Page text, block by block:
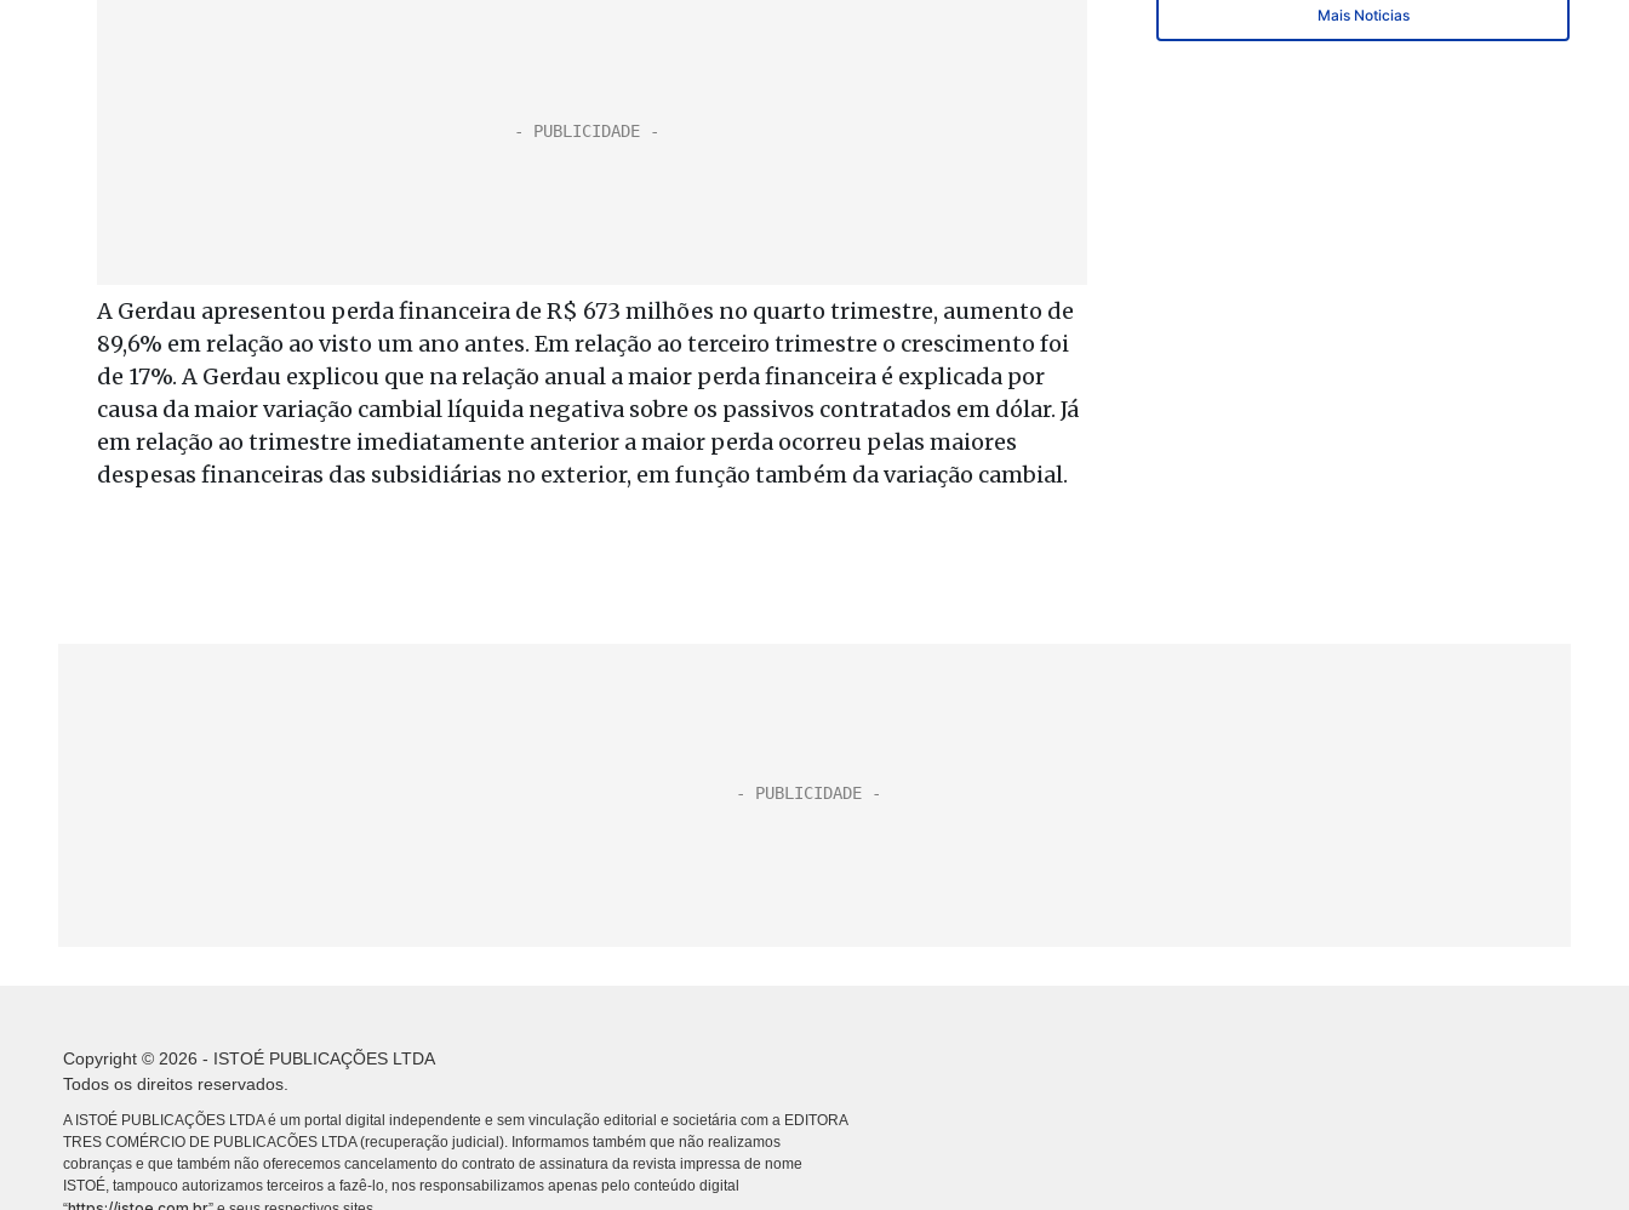
A Gerdau apresentou perda financeira de R$ 673 milhões no quarto trimestre, aumento de
89,6% em relação ao visto um ano antes. Em relação ao terceiro trimestre o crescimento foi
de 17%. A Gerdau explicou que na relação anual a maior perda financeira é explicada por
causa da maior variação cambial líquida negativa sobre os passivos contratados em dólar. Já
em relação ao trimestre imediatamente anterior a maior perda ocorreu pelas maiores
despesas financeiras das subsidiárias no exterior, em função também da variação cambial.
Copyright © 2026 - ISTOÉ PUBLICAÇÕES LTDA
Todos os direitos reservados.
A ISTOÉ PUBLICAÇÕES LTDA é um portal digital independente e sem vinculação editorial e societária com a EDITORA
TRES COMÉRCIO DE PUBLICACÕES LTDA (recuperação judicial). Informamos também que não realizamos
cobranças e que também não oferecemos cancelamento do contrato de assinatura da revista impressa de nome
ISTOÉ, tampouco autorizamos terceiros a fazê-lo, nos responsabilizamos apenas pelo conteúdo digital